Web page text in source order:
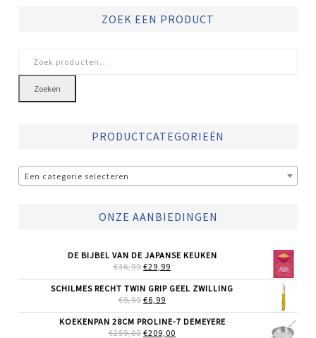
ZOEK EEN PRODUCT
naar:
Zoeken
PRODUCTCATEGORIEËN
Een categorie selecteren
ONZE AANBIEDINGEN
DE BIJBEL VAN DE JAPANSE KEUKEN
€36,99 OORSPRONKELIJKE
WAS:
€36,99.
€29,99
IS:
SCHILMES RECHT TWIN GRIP GEEL ZWILLING
€9,99 OORSPRONKELIJKE
WAS:
€9,99.
€6,99
IS:
€6,99.
KOEKENPAN 28CM PROLINE-7 DEMEYERE
€259,00 OORSPRONKELIJKE
€209,00